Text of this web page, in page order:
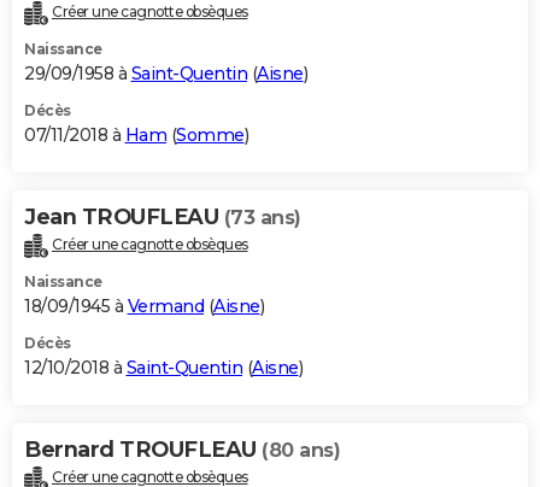
Créer une cagnotte obsèques
Naissance
29/09/1958 à Saint-Quentin (Aisne)
Décès
07/11/2018 à Ham (Somme)
Jean TROUFLEAU (73 ans)
Créer une cagnotte obsèques
Naissance
18/09/1945 à Vermand (Aisne)
Décès
12/10/2018 à Saint-Quentin (Aisne)
Bernard TROUFLEAU (80 ans)
Créer une cagnotte obsèques